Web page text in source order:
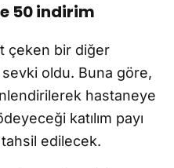
50 indirim
çeken bir diğer
oldu. Buna göre,
hastaneye
katılım payı
edilecek.